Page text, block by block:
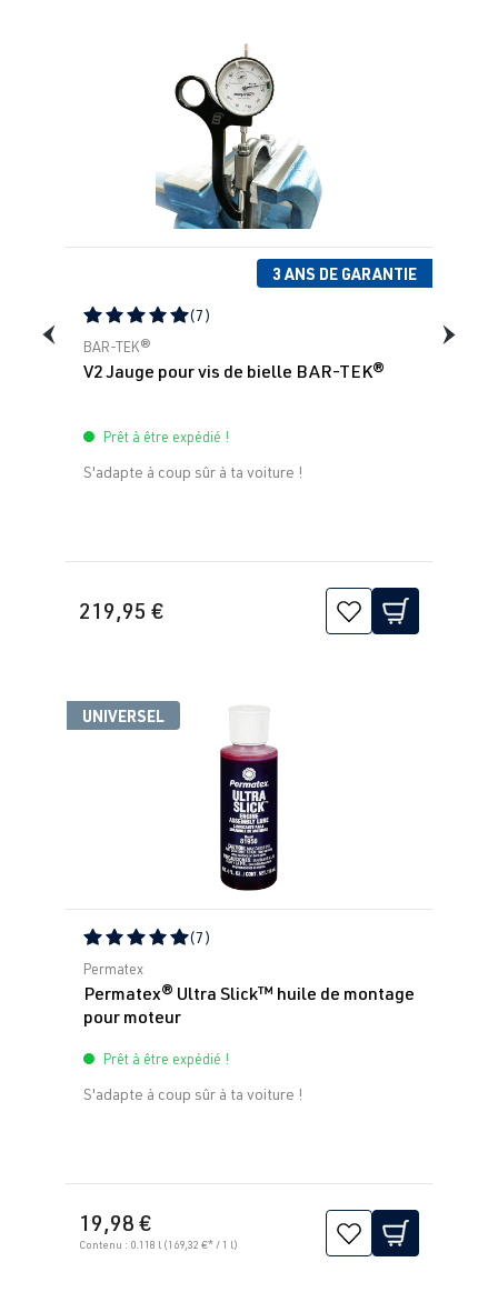
3 ANS DE GARANTIE
Note moyenne de 5 sur 5 étoiles
(7)
BAR-TEK®
V2 Jauge pour vis de bielle BAR-TEK®
Prêt à être expédié !
S'adapte à coup sûr à ta voiture !
219,95 €
UNIVERSEL
Note moyenne de 5 sur 5 étoiles
(7)
Permatex
Permatex® Ultra Slick™ huile de montage
pour moteur
Prêt à être expédié !
S'adapte à coup sûr à ta voiture !
19,98 €
Contenu : 0.118 l (169,32 €* / 1 l)